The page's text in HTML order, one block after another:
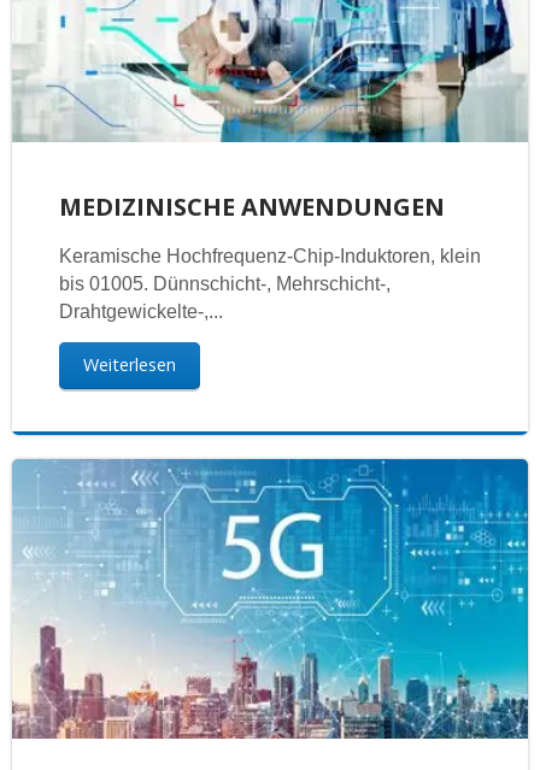
MEDIZINISCHE ANWENDUNGEN
Keramische Hochfrequenz-Chip-Induktoren, klein
bis 01005. Dünnschicht-, Mehrschicht-,
Drahtgewickelte-,...
Weiterlesen